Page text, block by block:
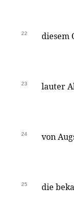
22 diesem
23 lauter
24 von
25 die